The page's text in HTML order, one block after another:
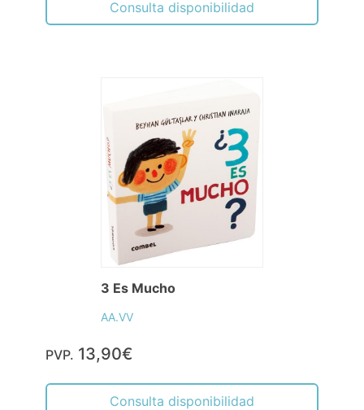
Consulta disponibilidad
3 Es Mucho
AA.VV
PVP. 13,90€
Consulta disponibilidad